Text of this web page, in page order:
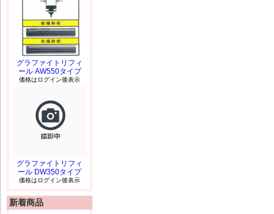
グラファイトリフィ
ール AW550タイプ
価格はログイン後表示
グラファイトリフィ
ール DW350タイプ
価格はログイン後表示
新着商品